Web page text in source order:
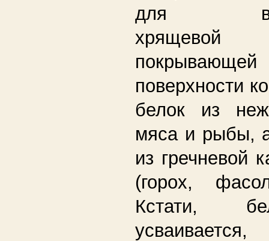
для
поверхности
белок из
мяса и рыбы,
из гречневой
(горох,
Кстати,